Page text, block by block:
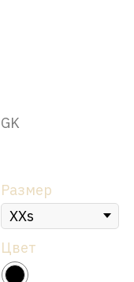
GK
Размер
Цвет